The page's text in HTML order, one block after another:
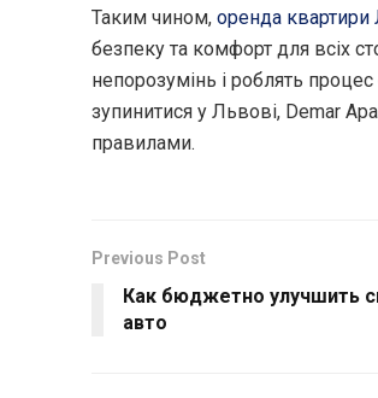
Таким чином, оренда квартири
безпеку та комфорт для всіх
непорозумінь і роблять
зупинитися у Львові, Demar
правилами.
Previous Post
Как бюджетно улучшить
авто